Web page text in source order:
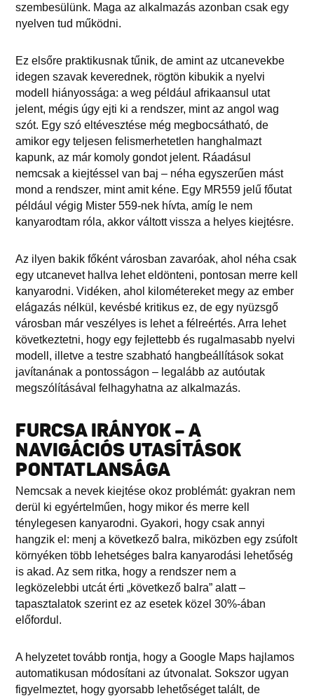
szembesülünk. Maga az alkalmazás azonban csak egy
nyelven tud működni.
Ez elsőre praktikusnak tűnik, de amint az utcanevekbe
idegen szavak keverednek, rögtön kibukik a nyelvi
modell hiányossága: a weg például afrikaansul utat
jelent, mégis úgy ejti ki a rendszer, mint az angol wag
szót. Egy szó eltévesztése még megbocsátható, de
amikor egy teljesen felismerhetetlen hanghalmazt
kapunk, az már komoly gondot jelent. Ráadásul
nemcsak a kiejtéssel van baj – néha egyszerűen mást
mond a rendszer, mint amit kéne. Egy MR559 jelű főutat
például végig Mister 559-nek hívta, amíg le nem
kanyarodtam róla, akkor váltott vissza a helyes kiejtésre.
Az ilyen bakik főként városban zavaróak, ahol néha csak
egy utcanevet hallva lehet eldönteni, pontosan merre kell
kanyarodni. Vidéken, ahol kilométereket megy az ember
elágazás nélkül, kevésbé kritikus ez, de egy nyüzsgő
városban már veszélyes is lehet a félreértés. Arra lehet
következtetni, hogy egy fejlettebb és rugalmasabb nyelvi
modell, illetve a testre szabható hangbeállítások sokat
javítanának a pontosságon – legalább az autóutak
megszólításával felhagyhatna az alkalmazás.
FURCSA IRÁNYOK – A
NAVIGÁCIÓS UTASÍTÁSOK
PONTATLANSÁGA
Nemcsak a nevek kiejtése okoz problémát: gyakran nem
derül ki egyértelműen, hogy mikor és merre kell
ténylegesen kanyarodni. Gyakori, hogy csak annyi
hangzik el: menj a következő balra, miközben egy zsúfolt
környéken több lehetséges balra kanyarodási lehetőség
is akad. Az sem ritka, hogy a rendszer nem a
legközelebbi utcát érti „következő balra” alatt –
tapasztalatok szerint ez az esetek közel 30%-ában
előfordul.
A helyzetet tovább rontja, hogy a Google Maps hajlamos
automatikusan módosítani az útvonalat. Sokszor ugyan
figyelmeztet, hogy gyorsabb lehetőséget talált, de